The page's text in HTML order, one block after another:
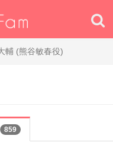
輔 (熊谷敏春役)
859